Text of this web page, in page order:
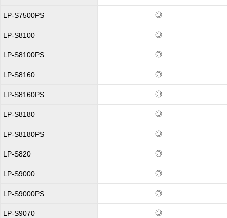
LP-S7500PS ◎
LP-S8100 ◎
LP-S8100PS ◎
LP-S8160 ◎
LP-S8160PS ◎
LP-S8180 ◎
LP-S8180PS ◎
LP-S820 ◎
LP-S9000 ◎
LP-S9000PS ◎
LP-S9070 ◎